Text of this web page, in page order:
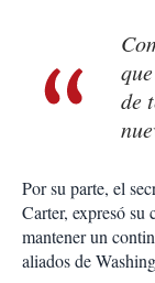
de
Por su parte, el
Carter, expresó su
mantener un
aliados de